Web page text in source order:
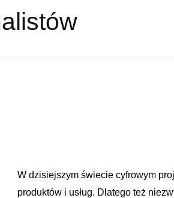
W dzisiejszym świecie cyfrowym
produktów i⁣ usług. ​Dlatego też